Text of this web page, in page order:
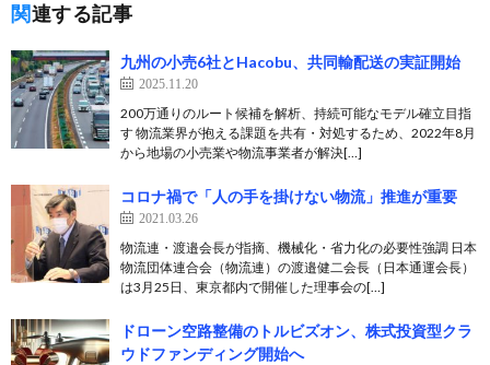
関連する記事
九州の小売6社とHacobu、共同輸配送の実証開始
2025.11.20
200万通りのルート候補を解析、持続可能なモデル確立目指
す 物流業界が抱える課題を共有・対処するため、2022年8月
から地場の小売業や物流事業者が解決[…]
コロナ禍で「人の手を掛けない物流」推進が重要
2021.03.26
物流連・渡邉会長が指摘、機械化・省力化の必要性強調 日本
物流団体連合会（物流連）の渡邉健二会長（日本通運会長）
は3月25日、東京都内で開催した理事会の[…]
ドローン空路整備のトルビズオン、株式投資型クラ
ウドファンディング開始へ